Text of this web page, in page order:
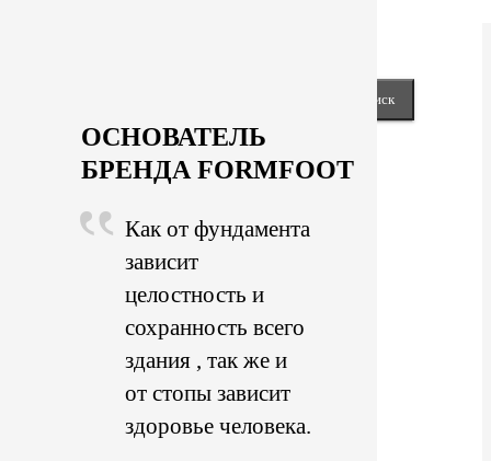
ОСНОВАТЕЛЬ
БРЕНДА FORMFOOT
Как от фундамента
зависит
целостность и
сохранность всего
здания , так же и
от стопы зависит
здоровье человека.